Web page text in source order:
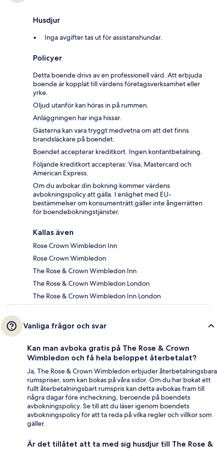
Husdjur
Inga avgifter tas ut för assistanshundar.
Policyer
Detta boende drivs av en professionell värd. Att erbjuda
boende är kopplat till värdens företagsverksamhet eller
yrke.
Oljud utanför kan höras in på rummen.
Anläggningen har inga hissar.
Gästerna kan vara tryggt medvetna om att det finns
brandsläckare på boendet.
Boendet accepterar kreditkort. Ingen kontantbetalning.
Följande kreditkort accepteras: Visa, Mastercard och
American Express.
Om du avbokar din bokning kommer värdens
avbokningspolicy att gälla. I enlighet med EU-
bestämmelser om konsumenträtt gäller inte ångerrätten
för boendebokningstjänster.
Kallas även
Rose Crown Wimbledon Inn
Rose Crown Wimbledon
The Rose & Crown Wimbledon Inn
The Rose & Crown Wimbledon London
The Rose & Crown Wimbledon Inn London
Vanliga frågor och svar
Kan man avboka gratis på The Rose & Crown
Wimbledon och få hela beloppet återbetalat?
Ja, The Rose & Crown Wimbledon erbjuder återbetalningsbara
rumspriser, som kan bokas på våra sidor. Om du har bokat ett
fullt återbetalningsbart rumspris kan detta avbokas fram till
några dagar före incheckning, beroende på boendets
avbokningspolicy. Se till att du läser igenom boendets
avbokningspolicy för att ta reda på vilka regler och villkor som
gäller.
Är det tillåtet att ta med sig husdjur till The Rose &